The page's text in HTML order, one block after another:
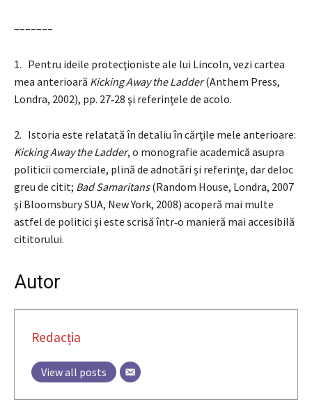
–––––––
1. Pentru ideile protecţioniste ale lui Lincoln, vezi cartea
mea anterioară Kicking Away the Ladder(Anthem Press,
Londra, 2002), pp. 27‑28 şi referinţele de acolo.
2. Istoria este relatată în detaliu în cărţile mele anterioare:
Kicking Away the Ladder, o monografie academică asupra
politicii comerciale, plină de adnotări şi referinţe, dar deloc
greu de citit; Bad Samaritans(Random House, Londra, 2007
şi Bloomsbury SUA, New York, 2008) acoperă mai multe
astfel de politici şi este scrisă într‑o manieră mai accesibilă
cititorului.
Autor
Redacția
View all posts